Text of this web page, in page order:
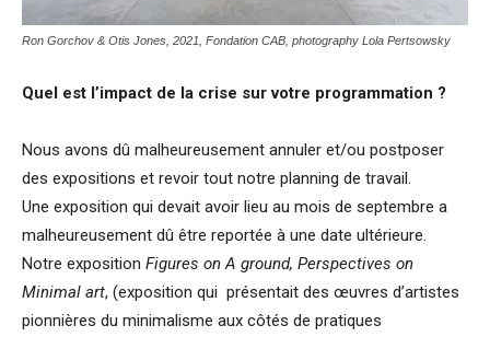
Ron Gorchov & Otis Jones, 2021, Fondation CAB, photography Lola Pertsowsky
Quel est l’impact de la crise sur votre programmation ?
Nous avons dû malheureusement annuler et/ou postposer
des expositions et revoir tout notre planning de travail.
Une exposition qui devait avoir lieu au mois de septembre a
malheureusement dû être reportée à une date ultérieure.
Notre exposition Figures on A ground, Perspectives on
Minimal art, (exposition qui présentait des œuvres d’artistes
pionnières du minimalisme aux côtés de pratiques